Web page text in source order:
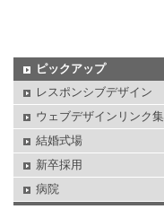
ピックアップ
レスポンシブデザイン
ウェブデザインリンク集
結婚式場
新卒採用
病院